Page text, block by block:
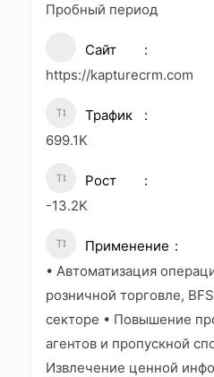
Пробный период
Сайт
https://kapturecrm.com
Трафик
699.1K
Рост
-13.2K
Применение
• Автоматизация
розничной торговле,
секторе • Повышение
агентов и пропускной
Извлечение ценной